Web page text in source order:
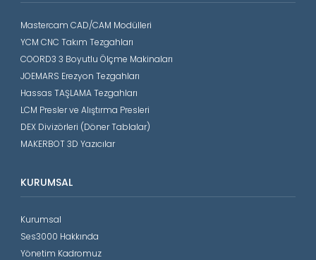
Mastercam CAD/CAM Modülleri
YCM CNC Takım Tezgahları
COORD3 3 Boyutlu Ölçme Makinaları
JOEMARS Erezyon Tezgahları
Hassas TAŞLAMA Tezgahları
LCM Presler ve Alıştırma Presleri
DEX Divizörleri (Döner Tablalar)
MAKERBOT 3D Yazıcılar
KURUMSAL
Kurumsal
Ses3000 Hakkında
Yönetim Kadromuz